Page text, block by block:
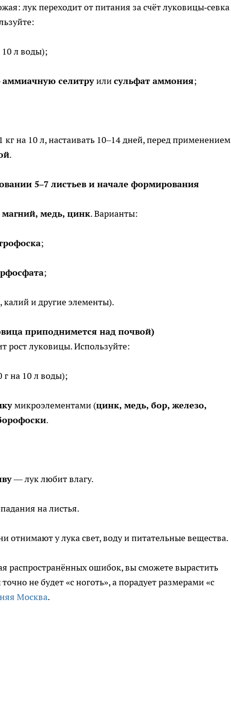
лук переходит от питания за счёт луковицы‑севка
10 л воды);
аммиачную селитруилисульфат аммония;
кг на 10 л, настаивать 10–14 дней, перед применением
.
5–7 листьев и начале формирования
медь, цинк. Варианты:
;
;
и другие элементы).
приподнимется над почвой)
рост луковицы. Используйте:
г на 10 л воды);
микроэлементами (цинк, медь, бор, железо,
.
— лук любит влагу.
на листья.
отнимают у лука свет, воду и питательные вещества.
распространённых ошибок, вы сможете вырастить
не будет «с ноготь», а порадует размерами «с
Москва.